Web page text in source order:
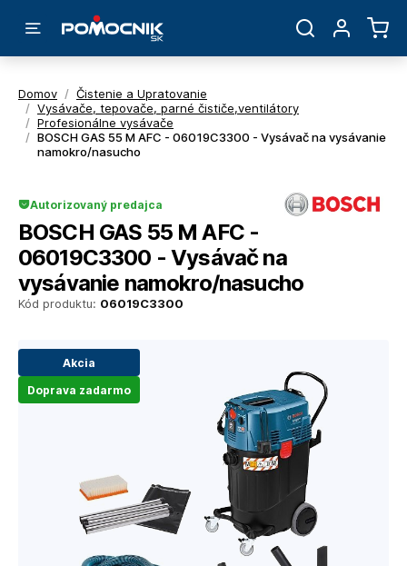
Domov / Čistenie a Upratovanie
/ Vysávače, tepovače, parné čističe,ventilátory
/ Profesionálne vysávače
/ BOSCH GAS 55 M AFC - 06019C3300 - Vysávač na vysávanie
namokro/nasucho
Akcia
Doprava zadarmo
Kód produktu: 06019C3300
Autorizovaný predajca
BOSCH GAS 55 M AFC -
06019C3300 - Vysávač na
vysávanie namokro/nasucho